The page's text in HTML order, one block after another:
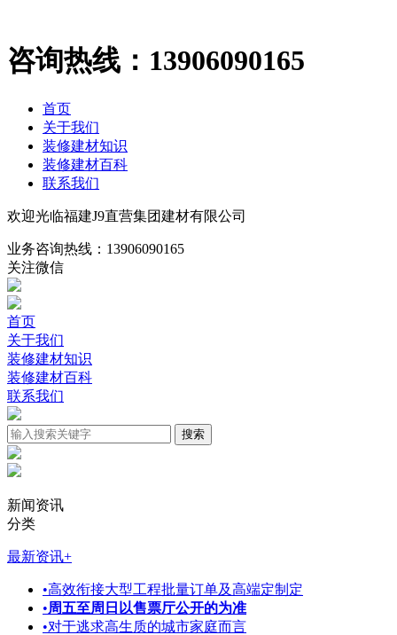
咨询热线： 13906090165
首页
关于我们
装修建材知识
装修建材百科
联系我们
欢迎光临福建J9直营集团建材有限公司
业务咨询热线： 13906090165
关注微信
首页
关于我们
装修建材知识
装修建材百科
联系我们
新闻资讯
分类
最新资讯+
•高效衔接大型工程批量订单及高端定制定
•周五至周日以售票厅公开的为准
•对于逃求高生质的城市家庭而言